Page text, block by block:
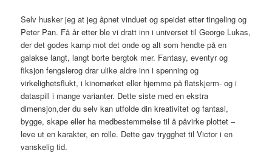
Selv husker jeg at jeg åpnet vinduet og speidet etter tingeling og
Peter Pan. Få år etter ble vi dratt inn i universet til George Lukas,
der det godes kamp mot det onde og alt som hendte på en
galakse langt, langt borte bergtok mer. Fantasy, eventyr og
fiksjon fengslerog drar ulike aldre inn i spenning og
virkelighetsflukt, i kinomørket eller hjemme på flatskjerm- og i
dataspill i mange varianter. Dette siste med en ekstra
dimensjon,der du selv kan utfolde din kreativitet og fantasi,
bygge, skape eller ha medbestemmelse til å påvirke plottet –
leve ut en karakter, en rolle. Dette gav trygghet til Victor i en
vanskelig tid.